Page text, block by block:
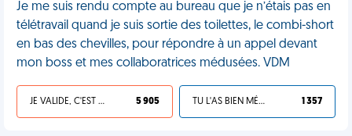
Je me suis rendu compte au bureau que je n’étais pas en
télétravail quand je suis sortie des toilettes, le combi-short
en bas des chevilles, pour répondre à un appel devant
mon boss et mes collaboratrices médusées. VDM
JE VALIDE, C'EST UNE VDM 5 905 TU L'AS BIEN MÉRITÉ 1 357